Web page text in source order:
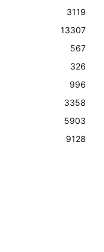
3119
13307
567
326
996
3358
5903
9128